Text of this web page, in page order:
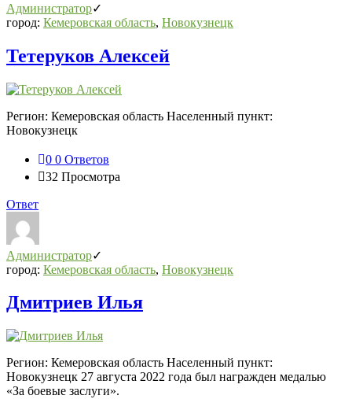
Администратор
город: Кемеровская область, Новокузнецк
Тетеруков Алексей
Регион: Кемеровская область Населенный пункт:
Новокузнецк
0 0 Ответов
32 Просмотра
Ответ
Администратор
город: Кемеровская область, Новокузнецк
Дмитриев Илья
Регион: Кемеровская область Населенный пункт:
Новокузнецк 27 августа 2022 года был награжден медалью
«За боевые заслуги».